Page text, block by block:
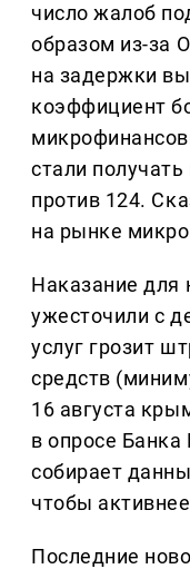
число жалоб
образом из-за
на задержки
коэффициент
стали
против 124.
на рынке
Наказание для
ужесточили с
услуг грозит
средств
16 августа
в опросе Банка
собирает
чтобы
Последние